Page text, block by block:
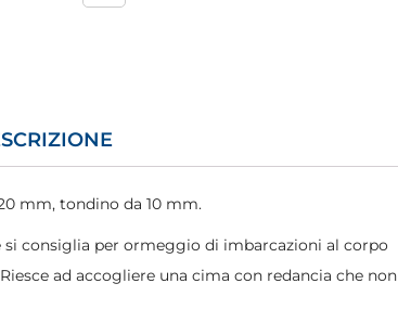
mm, tondino da 10 mm.
consiglia per ormeggio di imbarcazioni al corpo
ad accogliere una cima con redancia che non